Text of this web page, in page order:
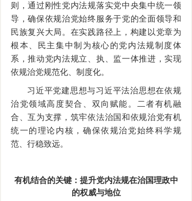
则，通过刚性党内法规落实党中央集中统一领
导，确保依规治党始终服务于党的全面领导和
民族复兴大局。在实践路径上，构建以党章为
根本、民主集中制为核心的党内法规制度体
系，推动党内法规立、执、监一体推进，实现
依规治党规范化、制度化。
习近平党建思想与习近平法治思想在依规
治党领域高度契合、双向赋能。二者有机融
合、互为支撑，筑牢依法治国和依规治党有机
统一的理论内核，确保依规治党始终科学规
范、行稳致远。
有机结合的关键：提升党内法规在治国理政中
的权威与地位